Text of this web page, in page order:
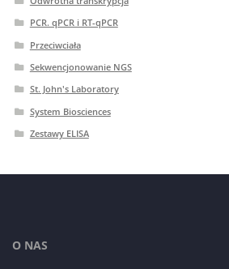
PCR. qPCR i RT-qPCR
Przeciwciała
Sekwencjonowanie NGS
St. John's Laboratory
System Biosciences
Zestawy ELISA
O NAS